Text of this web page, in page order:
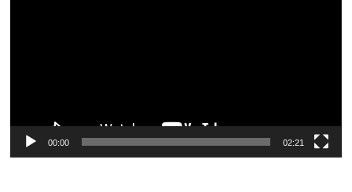
00:00 02:21